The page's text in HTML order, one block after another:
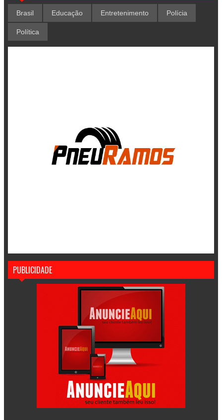
Brasil Educação Entretenimento Polícia
Política
PUBLICIDADE